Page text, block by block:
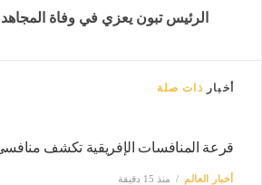
الرئيس تبون يعزي في وفاة
أخبار ذات صلة
قرعة المنافسات الإفريقية تكشف منافسي
أخبار العالم منذ 15 دقيقة